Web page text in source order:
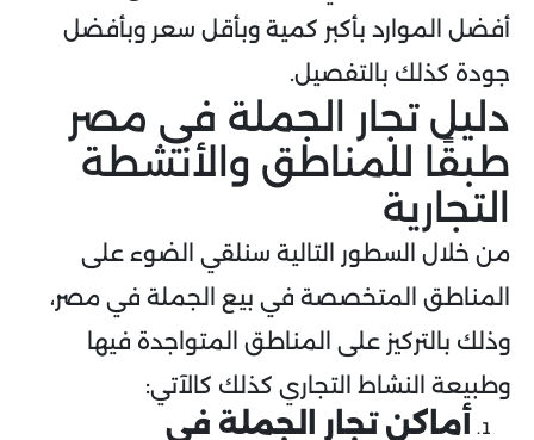
أفضل الموارد بأكبر كمية وبأقل سعر وبأفضل
جودة كذلك بالتفصيل.
دليل تجار الجملة في مصر
طبقًا للمناطق والأنشطة
التجارية
من خلال السطور التالية سنلقي الضوء على
المناطق المتخصصة في بيع الجملة في مصر،
وذلك بالتركيز على المناطق المتواجدة فيها
وطبيعة النشاط التجاري كذلك كالآتي:
أماكن تجار الجملة في